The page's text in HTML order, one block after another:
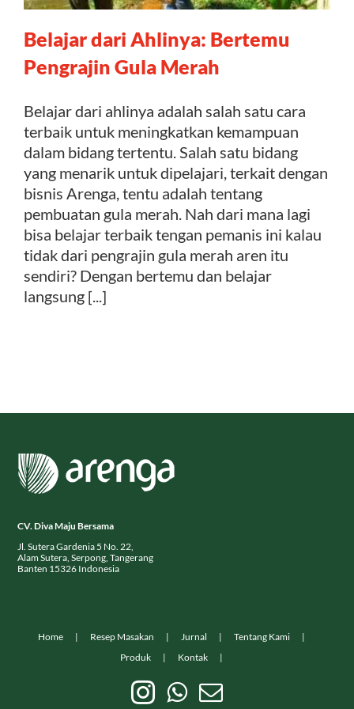
Kontak
Belajar dari Ahlinya: Bertemu
Pengrajin Gula Merah
Belajar dari ahlinya adalah salah satu cara
terbaik untuk meningkatkan kemampuan
dalam bidang tertentu. Salah satu bidang
yang menarik untuk dipelajari, terkait dengan
bisnis Arenga, tentu adalah tentang
pembuatan gula merah. Nah dari mana lagi
bisa belajar terbaik tengan pemanis ini kalau
tidak dari pengrajin gula merah aren itu
sendiri? Dengan bertemu dan belajar
langsung [...]
CV. Diva Maju Bersama
Jl. Sutera Gardenia 5 No. 22,
Alam Sutera, Serpong, Tangerang
Banten 15326 Indonesia
Home Resep Masakan Jurnal
Tentang Kami
Produk
Kontak